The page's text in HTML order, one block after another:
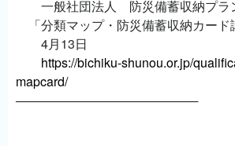
一般社団法人 防災備蓄収納プラ
「分類マップ・防災備蓄収納カー
4月13日
https://bichiku-shunou.or.jp/
mapcard/
─────────────────────